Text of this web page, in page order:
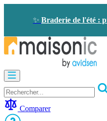
✨ Braderie de l'été :
Visiophone
-
Sonnette
Comparer